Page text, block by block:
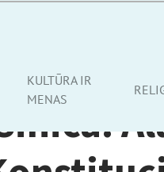
KULTŪRA IR
MENAS